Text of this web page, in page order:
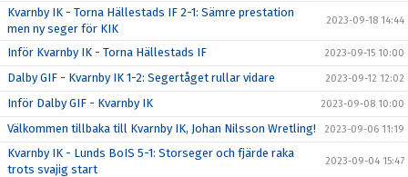
Kvarnby IK - Torna Hällestads IF 2-1: Sämre prestation
men ny seger för KIK
2023-09-18 14:44
Inför Kvarnby IK - Torna Hällestads IF 2023-09-15 10:00
Dalby GIF - Kvarnby IK 1-2: Segertåget rullar vidare 2023-09-12 12:02
Inför Dalby GIF - Kvarnby IK 2023-09-08 10:00
Välkommen tillbaka till Kvarnby IK, Johan Nilsson Wretling! 2023-09-06 11:19
Kvarnby IK - Lunds BoIS 5-1: Storseger och fjärde raka
trots svajig start
2023-09-04 15:47